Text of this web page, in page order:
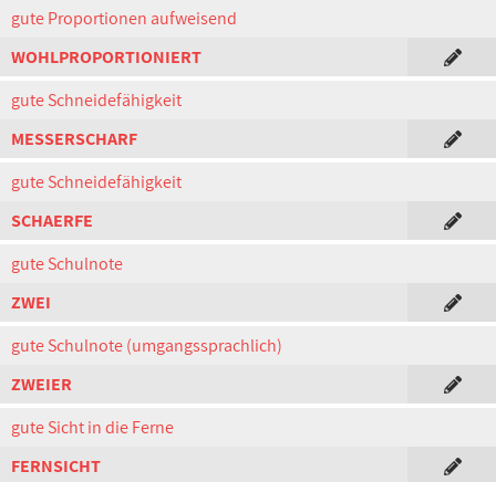
gute Proportionen aufweisend
WOHLPROPORTIONIERT
gute Schneidefähigkeit
MESSERSCHARF
gute Schneidefähigkeit
SCHAERFE
gute Schulnote
ZWEI
gute Schulnote (umgangssprachlich)
ZWEIER
gute Sicht in die Ferne
FERNSICHT